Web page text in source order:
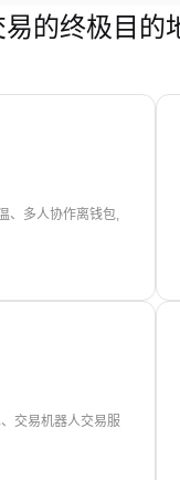
易的终极目的
、多人协作离钱包,
交易机器人交易服